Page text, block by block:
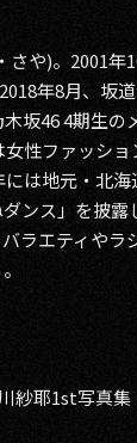
や)。2001年
年8月、坂
坂46 4期生の
女性ファッシ
は地元・北
ンス」を披
ラエティやラ
紗耶1st写真